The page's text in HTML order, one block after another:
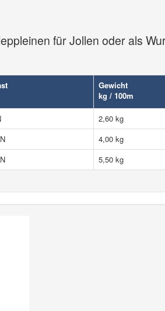
für Jollen oder als
Gewicht
kg / 100m
2,60 kg
4,00 kg
5,50 kg